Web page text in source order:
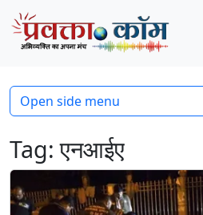
Skip to content
Skip to footer
Tag:एनआईए
Open side menu